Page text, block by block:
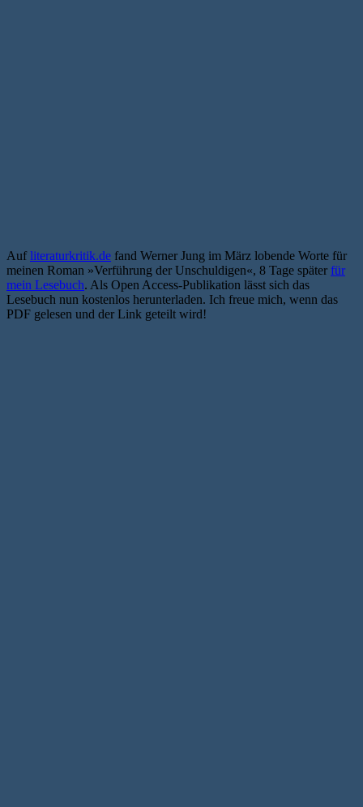
Aufliteraturkritik.de fand Werner Jung im März lobende Worte für
meinen Roman »Verführung der Unschuldigen«, 8 Tage später für
mein Lesebuch. Als Open Access-Publikation lässt sich das
Lesebuch nun kostenlos herunterladen. Ich freue mich, wenn das
PDF gelesen und der Link geteilt wird!